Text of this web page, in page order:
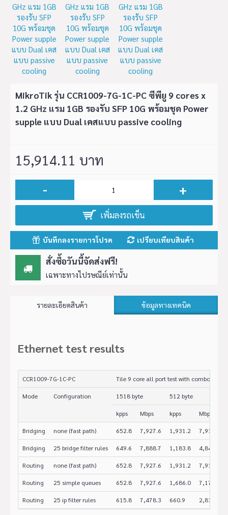
MikroTik รุ่น CCR1009-7G-1C-PC ซีพียู 9 cores x
1.2 GHz แรม 1GB รองรับ SFP 10G พร้อมชุด Power
supple แบบ Dual เคสแบบ passive cooling
15,914.11 บาท
- +
เพิ่มลงรถเข็น
บันทึกลงรายการโปรด เปรียบเทียบสินค้า
สั่งซื้อวันนี้จัดส่งฟรี!
เฉพาะทางไปรษณีย์เท่านั้น
รายละเอียดสินค้า ข้อมูลทางเทคนิค
Ethernet test results
CCR1009-7G-1C-PC Tile 9 core all port test with combo-port
Mode Configuration 1518 byte 512 byte
kpps Mbps kpps Mbps
Bridging none (fast path) 652.8 7,927.6 1,931.2 7,910.2
Bridging 25 bridge filter rules 649.6 7,888.7 1,183.8 4,848.8
Routing none (fast path) 652.8 7,927.6 1,931.2 7,910.2
Routing 25 simple queues 652.8 7,927.6 1,686.0 7,175.6
Routing 25 ip filter rules 615.8 7,478.3 660.9 2,812.8